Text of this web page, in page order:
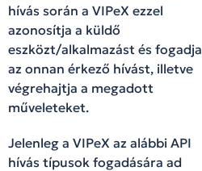
hívás során a VIPeX ezzel
azonosítja a küldő
eszközt/alkalmazást és fogadja
az onnan érkező hívást, illetve
végrehajtja a megadott
műveleteket.
Jelenleg a VIPeX az alábbi API
hívás típusok fogadására ad